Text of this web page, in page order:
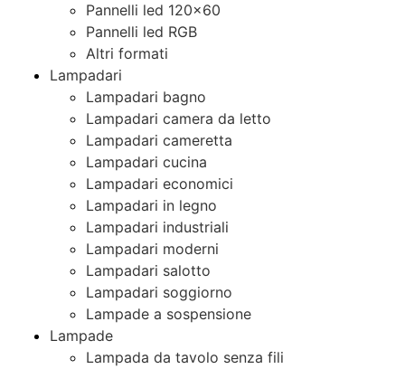
Pannelli led 120×60
Pannelli led RGB
Altri formati
Lampadari
Lampadari bagno
Lampadari camera da letto
Lampadari cameretta
Lampadari cucina
Lampadari economici
Lampadari in legno
Lampadari industriali
Lampadari moderni
Lampadari salotto
Lampadari soggiorno
Lampade a sospensione
Lampade
Lampada da tavolo senza fili